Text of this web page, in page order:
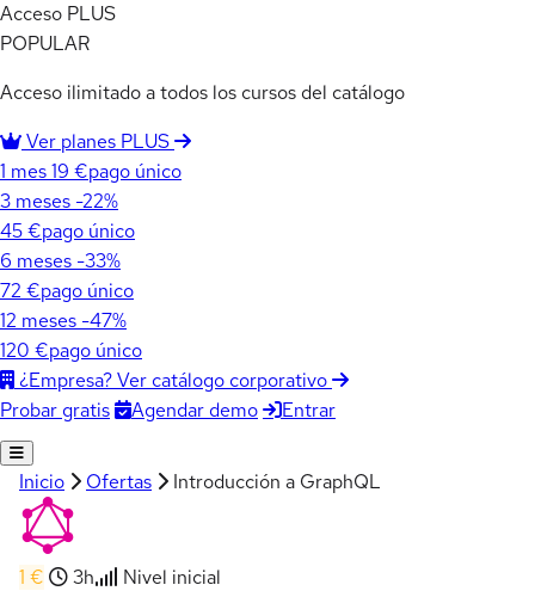
Acceso PLUS
POPULAR
Acceso ilimitado a todos los cursos del catálogo
Ver planes PLUS
1 mes19 €pago único
3 meses -22%
45 €pago único
6 meses -33%
72 €pago único
12 meses -47%
120 €pago único
¿Empresa? Ver catálogo corporativo
Probar gratis
Agendar demo Entrar
Inicio Ofertas Introducción a GraphQL
1 € 3h Nivel inicial